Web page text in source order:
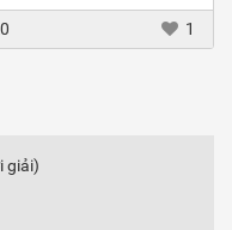
1
giải)